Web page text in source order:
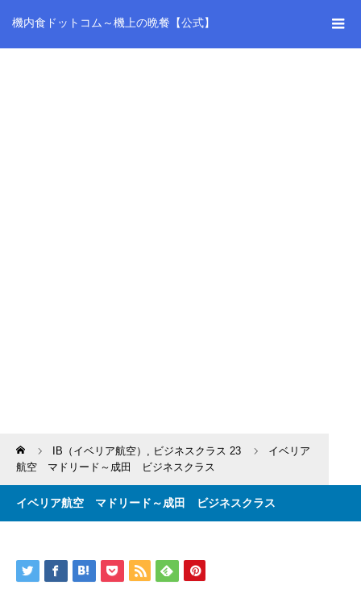
機内食ドットコム～機上の晩餐【公式】
Home IB（イベリア航空） , ビジネスクラス 23
イベリア
航空 マドリード～成田 ビジネスクラス
イベリア航空 マドリード～成田 ビジネスクラス